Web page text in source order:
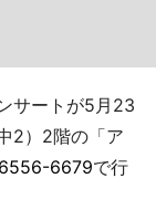
サートが5月23
2）2階の「ア
6679で行